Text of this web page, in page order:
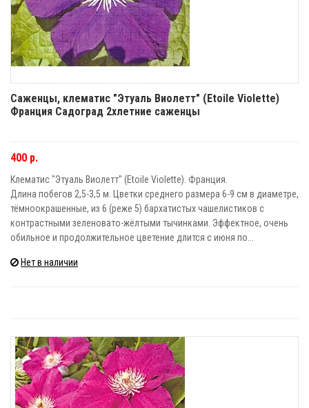
Саженцы, клематис "Этуаль Виолетт" (Etoile Violette)
Франция Садоград 2хлетние саженцы
400 р.
Клематис "Этуаль Виолетт" (Etoile Violette). Франция.
Длина побегов 2,5-3,5 м. Цветки среднего размера 6-9 см в диаметре,
тёмноокрашенные, из 6 (реже 5) бархатистых чашелистиков с
контрастными зеленовато-жёлтыми тычинками. Эффектное, очень
обильное и продолжительное цветение длится с июня по...
Нет в наличии